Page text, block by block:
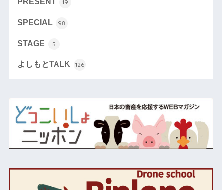
19
SPECIAL 98
STAGE 5
よしもとTALK 126